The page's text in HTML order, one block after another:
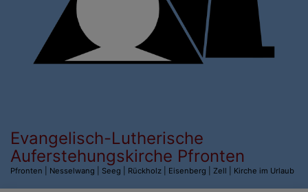
Evangelisch-Lutherische
Auferstehungskirche Pfronten
Pfronten | Nesselwang | Seeg | Rückholz | Eisenberg | Zell | Kirche im Urlaub